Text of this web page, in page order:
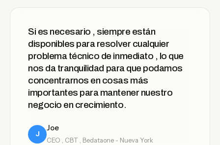
Si es necesario , siempre están
disponibles para resolver cualquier
problema técnico de inmediato , lo que
nos da tranquilidad para que podamos
concentrarnos en cosas más
importantes para mantener nuestro
negocio en crecimiento.
J
Joe
CEO , CBT , Bedataone - Nueva York